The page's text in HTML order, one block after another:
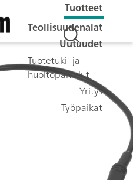
Tuotteet
Teollisuudenalat
Uutuudet
Tuotetuki- ja
huoltopalvelut
Yritys
Työpaikat